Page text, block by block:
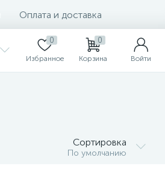
Оплата и доставка
0
Избранное
0
Корзина Войти
Сортировка
По умолчанию